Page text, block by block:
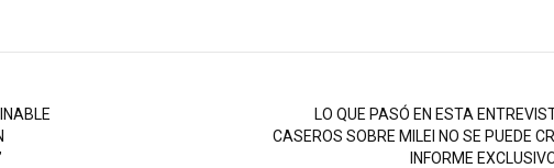
LO QUE PASÓ EN ESTA
CASEROS SOBRE MILEI NO SE PUEDE
INFORME